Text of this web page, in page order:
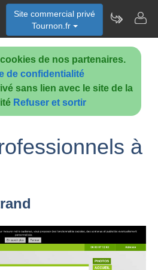
de nos partenaires.
de confidentialité
sans lien avec le site de la
Refuser et sortir
Site commercial privé
Tournon.fr
à